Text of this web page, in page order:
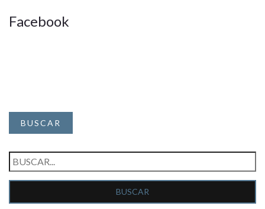
Facebook
BUSCAR